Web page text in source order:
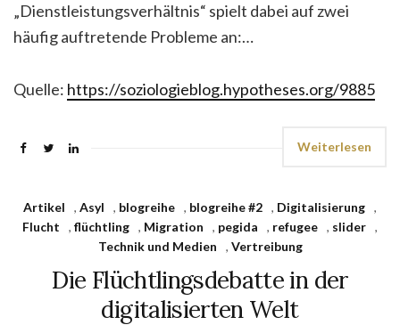
„Dienstleistungsverhältnis“ spielt dabei auf zwei
häufig auftretende Probleme an:…
Quelle: https://soziologieblog.hypotheses.org/9885
Weiterlesen
Artikel , Asyl , blogreihe , blogreihe #2 , Digitalisierung ,
Flucht
, flüchtling , Migration , pegida , refugee , slider ,
Technik und Medien
, Vertreibung
Die Flüchtlingsdebatte in der
digitalisierten Welt